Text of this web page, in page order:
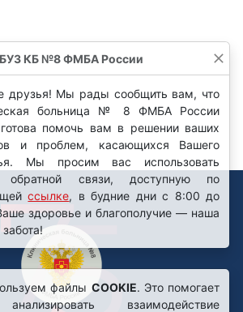
КБ №8 ФМБА России
друзья! Мы рады сообщить вам, что
больница № 8 ФМБА России
готова помочь вам в решении ваших
и проблем, касающихся Вашего
Мы просим вас использовать
связи, доступную по
ссылке, в будние дни с 8:00 до
здоровье и благополучие — наша
забота!
файлы COOKIE. Это помогает
взаимодействие